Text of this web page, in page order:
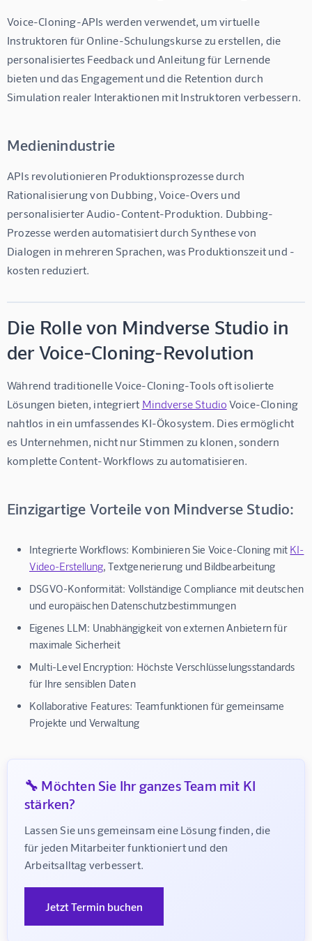
Voice-Cloning-APIs werden verwendet, um virtuelle
Instruktoren für Online-Schulungskurse zu erstellen, die
personalisiertes Feedback und Anleitung für Lernende
bieten und das Engagement und die Retention durch
Simulation realer Interaktionen mit Instruktoren verbessern.
Medienindustrie
APIs revolutionieren Produktionsprozesse durch
Rationalisierung von Dubbing, Voice-Overs und
personalisierter Audio-Content-Produktion. Dubbing-
Prozesse werden automatisiert durch Synthese von
Dialogen in mehreren Sprachen, was Produktionszeit und -
kosten reduziert.
Die Rolle von Mindverse Studio in
der Voice-Cloning-Revolution
Während traditionelle Voice-Cloning-Tools oft isolierte
Lösungen bieten, integriert Mindverse Studio Voice-Cloning
nahtlos in ein umfassendes KI-Ökosystem. Dies ermöglicht
es Unternehmen, nicht nur Stimmen zu klonen, sondern
komplette Content-Workflows zu automatisieren.
Einzigartige Vorteile von Mindverse Studio:
Integrierte Workflows: Kombinieren Sie Voice-Cloning mit KI-
Video-Erstellung, Textgenerierung und Bildbearbeitung
DSGVO-Konformität: Vollständige Compliance mit deutschen
und europäischen Datenschutzbestimmungen
Eigenes LLM: Unabhängigkeit von externen Anbietern für
maximale Sicherheit
Multi-Level Encryption: Höchste Verschlüsselungsstandards
für Ihre sensiblen Daten
Kollaborative Features: Teamfunktionen für gemeinsame
Projekte und Verwaltung
🔧 Möchten Sie Ihr ganzes Team mit KI
stärken?
Lassen Sie uns gemeinsam eine Lösung finden, die
für jeden Mitarbeiter funktioniert und den
Arbeitsalltag verbessert.
Jetzt Termin buchen